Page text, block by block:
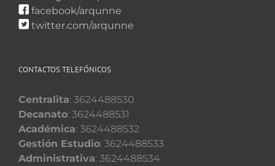
facebook/arqunne
twitter.com/arqunne
CONTACTOS TELEFÓNICOS
Centralita: 3624488530
Decanato: 3624488531
Académica: 3624488532
Gestión Estudio: 3624488533
Administrativa: 3624488534